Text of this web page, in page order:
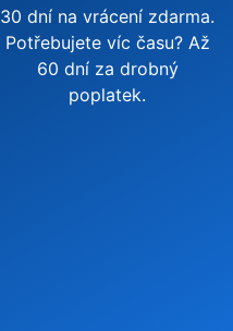
30 dní na vrácení zdarma.
Potřebujete víc času? Až
60 dní za drobný
poplatek.